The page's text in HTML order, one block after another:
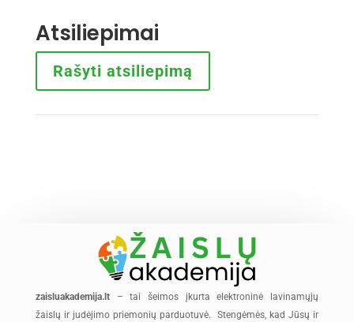
Atsiliepimai
Rašyti atsiliepimą
zaisluakademija.lt
– tai šeimos įkurta elektroninė lavinamųjų
žaislų ir judėjimo priemonių parduotuvė. Stengėmės, kad Jūsų ir